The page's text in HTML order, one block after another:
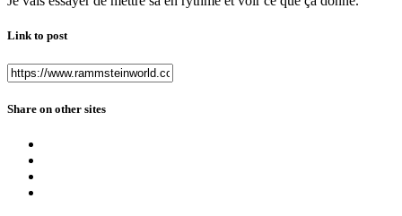
Link to post
Share on other sites